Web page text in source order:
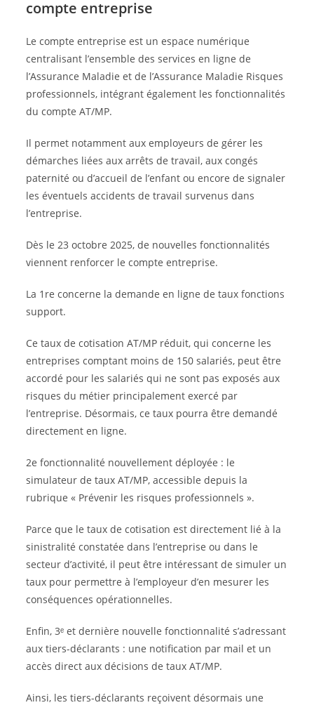
compte entreprise
Le compte entreprise est un espace numérique
centralisant l’ensemble des services en ligne de
l’Assurance Maladie et de l’Assurance Maladie Risques
professionnels, intégrant également les fonctionnalités
du compte AT/MP.
Il permet notamment aux employeurs de gérer les
démarches liées aux arrêts de travail, aux congés
paternité ou d’accueil de l’enfant ou encore de signaler
les éventuels accidents de travail survenus dans
l’entreprise.
Dès le 23 octobre 2025, de nouvelles fonctionnalités
viennent renforcer le compte entreprise.
La 1re concerne la demande en ligne de taux fonctions
support.
Ce taux de cotisation AT/MP réduit, qui concerne les
entreprises comptant moins de 150 salariés, peut être
accordé pour les salariés qui ne sont pas exposés aux
risques du métier principalement exercé par
l’entreprise. Désormais, ce taux pourra être demandé
directement en ligne.
2e fonctionnalité nouvellement déployée : le
simulateur de taux AT/MP, accessible depuis la
rubrique « Prévenir les risques professionnels ».
Parce que le taux de cotisation est directement lié à la
sinistralité constatée dans l’entreprise ou dans le
secteur d’activité, il peut être intéressant de simuler un
taux pour permettre à l’employeur d’en mesurer les
conséquences opérationnelles.
Enfin, 3ᵉ et dernière nouvelle fonctionnalité s’adressant
aux tiers-déclarants : une notification par mail et un
accès direct aux décisions de taux AT/MP.
Ainsi, les tiers-déclarants reçoivent désormais une